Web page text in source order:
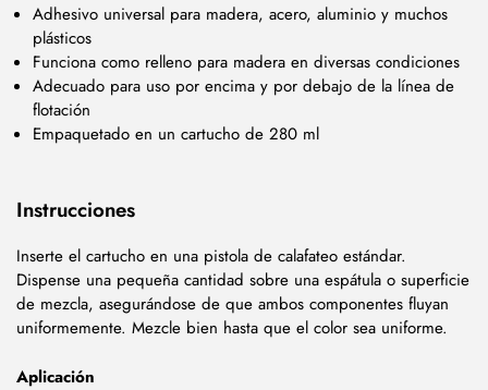
Adhesivo universal para madera, acero, aluminio y muchos
plásticos
Funciona como relleno para madera en diversas condiciones
Adecuado para uso por encima y por debajo de la línea de
flotación
Empaquetado en un cartucho de 280 ml
Instrucciones
Inserte el cartucho en una pistola de calafateo estándar.
Dispense una pequeña cantidad sobre una espátula o superficie
de mezcla, asegurándose de que ambos componentes fluyan
uniformemente. Mezcle bien hasta que el color sea uniforme.
Aplicación